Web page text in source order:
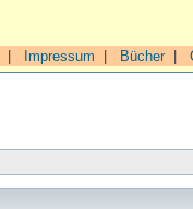
Impressum Bücher|